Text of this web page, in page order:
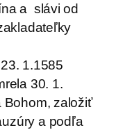
a slávi od
1.1585
30. 1.
Bohom, založiť
a podľa